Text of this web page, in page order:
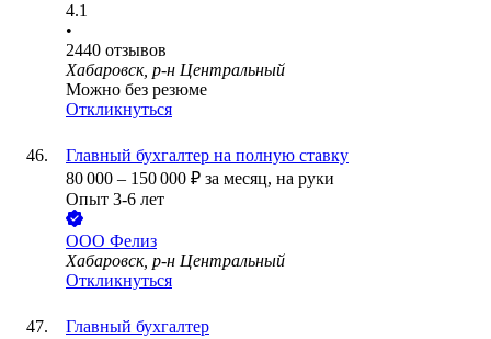
4.1
•
2440 отзывов
Хабаровск, р-н Центральный
Можно без резюме
Откликнуться
Главный бухгалтер на полную ставку
80 000 – 150 000 ₽ за месяц, на руки
Опыт 3-6 лет
ООО Фелиз
Хабаровск, р-н Центральный
Откликнуться
Главный бухгалтер